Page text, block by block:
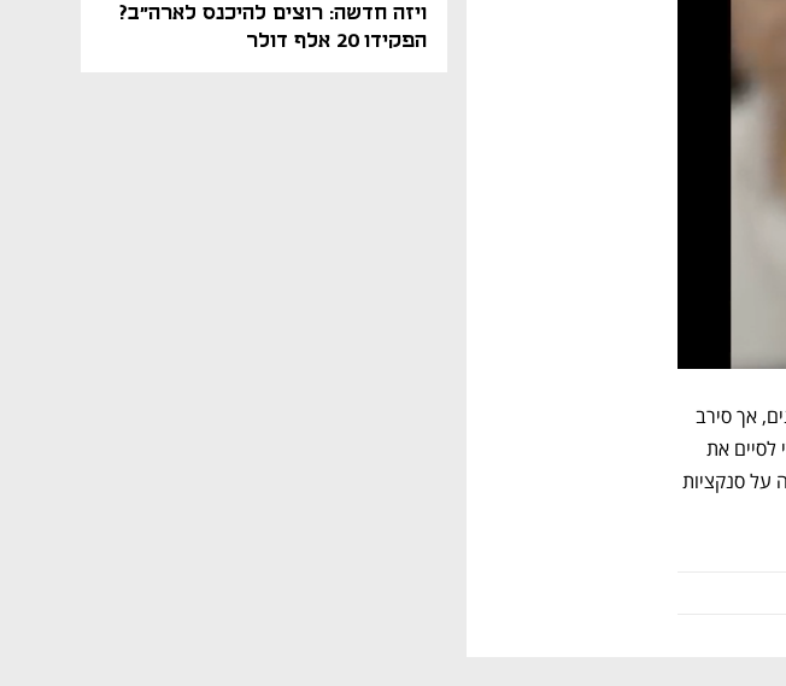
ויזה חדשה: רוצים להיכנס לארה"ב?
הפקידו 20 אלף דולר